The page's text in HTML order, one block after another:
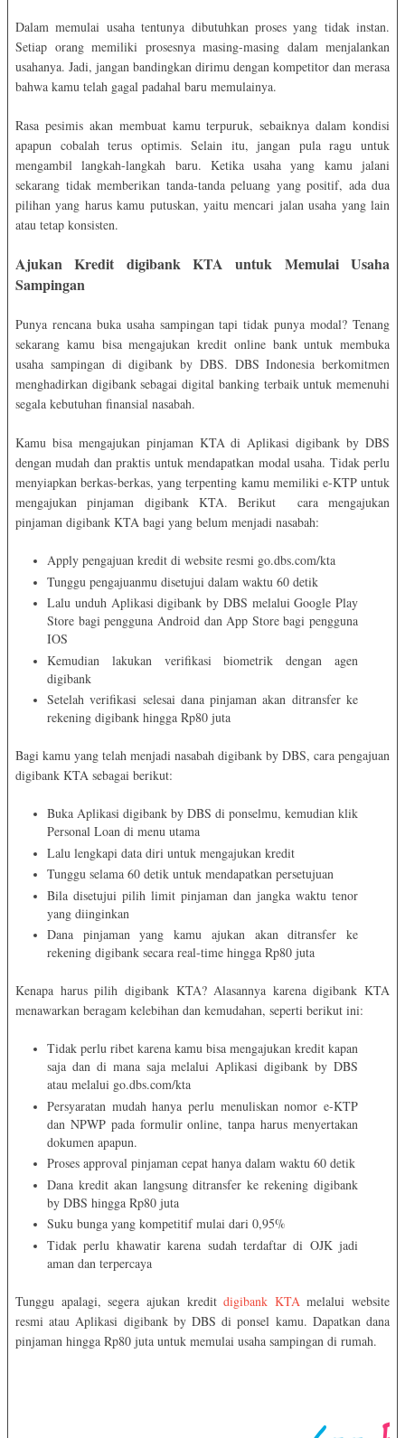
Dalam memulai usaha tentunya dibutuhkan proses yang tidak instan.
Setiap orang memiliki prosesnya masing-masing dalam menjalankan
usahanya. Jadi, jangan bandingkan dirimu dengan kompetitor dan merasa
bahwa kamu telah gagal padahal baru memulainya.
Rasa pesimis akan membuat kamu terpuruk, sebaiknya dalam kondisi
apapun cobalah terus optimis. Selain itu, jangan pula ragu untuk
mengambil langkah-langkah baru. Ketika usaha yang kamu jalani
sekarang tidak memberikan tanda-tanda peluang yang positif, ada dua
pilihan yang harus kamu putuskan, yaitu mencari jalan usaha yang lain
atau tetap konsisten.
Ajukan Kredit digibank KTA untuk Memulai Usaha
Sampingan
Punya rencana buka usaha sampingan tapi tidak punya modal? Tenang
sekarang kamu bisa mengajukan kredit online bank untuk membuka
usaha sampingan di digibank by DBS. DBS Indonesia berkomitmen
menghadirkan digibank sebagai digital banking terbaik untuk memenuhi
segala kebutuhan finansial nasabah.
Kamu bisa mengajukan pinjaman KTA di Aplikasi digibank by DBS
dengan mudah dan praktis untuk mendapatkan modal usaha. Tidak perlu
menyiapkan berkas-berkas, yang terpenting kamu memiliki e-KTP untuk
mengajukan pinjaman digibank KTA. Berikut cara mengajukan
pinjaman digibank KTA bagi yang belum menjadi nasabah:
Apply pengajuan kredit di website resmi go.dbs.com/kta
Tunggu pengajuanmu disetujui dalam waktu 60 detik
Lalu unduh Aplikasi digibank by DBS melalui Google Play
Store bagi pengguna Android dan App Store bagi pengguna
IOS
Kemudian lakukan verifikasi biometrik dengan agen
digibank
Setelah verifikasi selesai dana pinjaman akan ditransfer ke
rekening digibank hingga Rp80 juta
Bagi kamu yang telah menjadi nasabah digibank by DBS, cara pengajuan
digibank KTA sebagai berikut:
Buka Aplikasi digibank by DBS di ponselmu, kemudian klik
Personal Loan di menu utama
Lalu lengkapi data diri untuk mengajukan kredit
Tunggu selama 60 detik untuk mendapatkan persetujuan
Bila disetujui pilih limit pinjaman dan jangka waktu tenor
yang diinginkan
Dana pinjaman yang kamu ajukan akan ditransfer ke
rekening digibank secara real-time hingga Rp80 juta
Kenapa harus pilih digibank KTA? Alasannya karena digibank KTA
menawarkan beragam kelebihan dan kemudahan, seperti berikut ini:
Tidak perlu ribet karena kamu bisa mengajukan kredit kapan
saja dan di mana saja melalui Aplikasi digibank by DBS
atau melalui go.dbs.com/kta
Persyaratan mudah hanya perlu menuliskan nomor e-KTP
dan NPWP pada formulir online, tanpa harus menyertakan
dokumen apapun.
Proses approval pinjaman cepat hanya dalam waktu 60 detik
Dana kredit akan langsung ditransfer ke rekening digibank
by DBS hingga Rp80 juta
Suku bunga yang kompetitif mulai dari 0,95%
Tidak perlu khawatir karena sudah terdaftar di OJK jadi
aman dan terpercaya
Tunggu apalagi, segera ajukan kreditdigibank KTA melalui website
resmi atau Aplikasi digibank by DBS di ponsel kamu. Dapatkan dana
pinjaman hingga Rp80 juta untuk memulai usaha sampingan di rumah.